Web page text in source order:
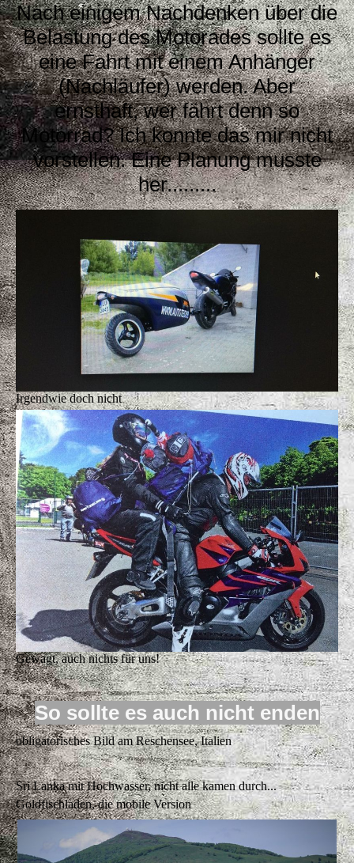
Nach einigem Nachdenken über die
Belastung des Motorades sollte es
eine Fahrt mit einem Anhänger
(Nachläufer) werden. Aber
ernsthaft, wer fährt denn so
Motorrad? Ich konnte das mir nicht
vorstellen. Eine Planung musste
her.........
Irgendwie doch nicht
Gewagt, auch nichts für uns!
So sollte es auch nicht enden
obligatorisches Bild am Reschensee, Italien
Sri Lanka mit Hochwasser, nicht alle kamen durch...
Goldfischladen, die mobile Version